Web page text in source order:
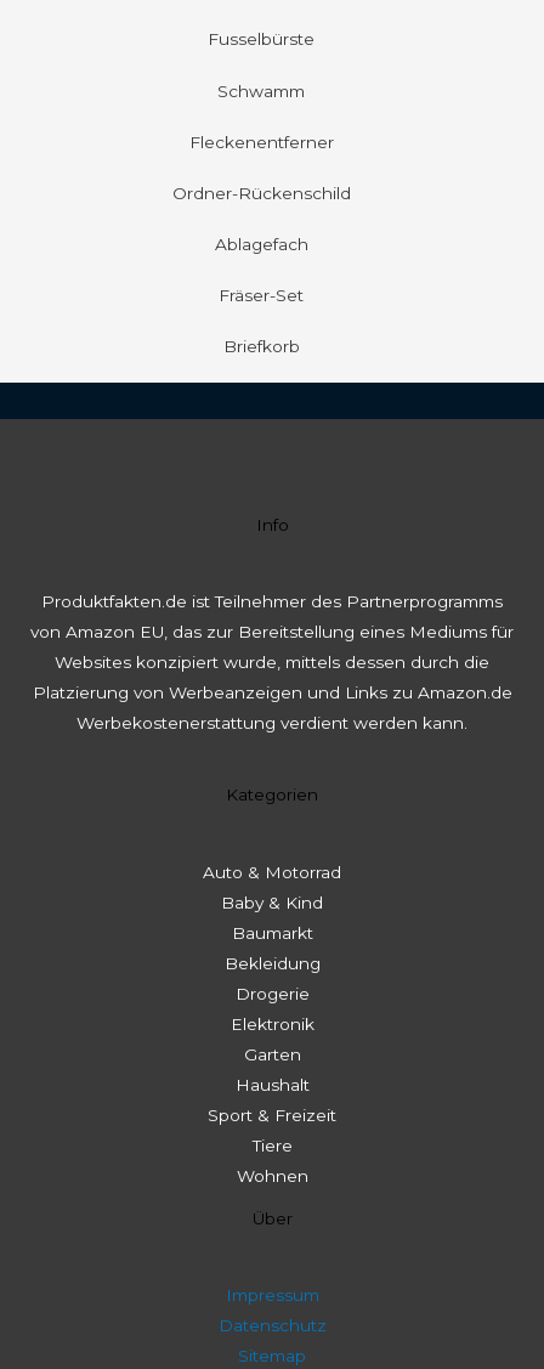
Fusselbürste
Schwamm
Fleckenentferner
Ordner-Rückenschild
Ablagefach
Fräser-Set
Briefkorb
Info
Produktfakten.de ist Teilnehmer des Partnerprogramms
von Amazon EU, das zur Bereitstellung eines Mediums für
Websites konzipiert wurde, mittels dessen durch die
Platzierung von Werbeanzeigen und Links zu Amazon.de
Werbekostenerstattung verdient werden kann.
Kategorien
Auto & Motorrad
Baby & Kind
Baumarkt
Bekleidung
Drogerie
Elektronik
Garten
Haushalt
Sport & Freizeit
Tiere
Wohnen
Über
Impressum
Datenschutz
Sitemap